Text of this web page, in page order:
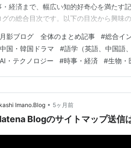
・経済まで、幅広い知的好奇心を満たす
グの総合目次です。以下の目次から興味
カテゴリメニュー 📺 アジアドラマ・エ
歌 🤖 AI・テクノロジー 🌍 時事・経…
月影ブログ 全体のまとめ記事 #総合イ
中国・韓国ドラマ #語学（英語、中国語
AI・テクノロジー #時事・経済 #生物・
Imano.Blog • 5ヶ月前
Blogのサイトマップ送信